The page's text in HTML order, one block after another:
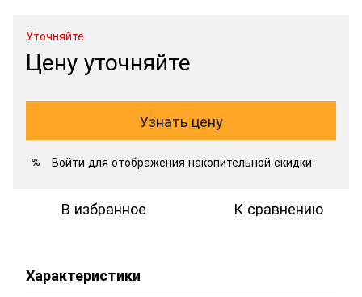
Уточняйте
Цену уточняйте
Узнать цену
% Войти для отображения накопительной скидки
В избранное К сравнению
Характеристики